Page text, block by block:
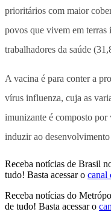
prioritários com maior
povos que vivem em
trabalhadores da saúde
A vacina é para conter a
vírus influenza, cuja as
imunizante é composto por
induzir ao desenvolvimento
Receba notícias de Brasil
tudo! Basta acessar o canal
Receba notícias do
de tudo! Basta acessar o